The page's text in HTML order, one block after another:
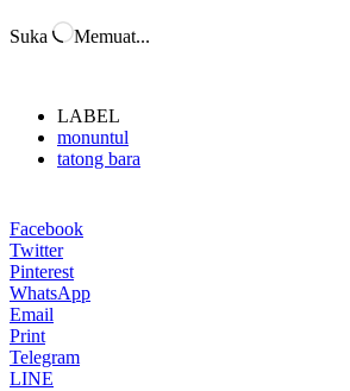
Suka Memuat...
LABEL
monuntul
tatong bara
Facebook
Twitter
Pinterest
WhatsApp
Email
Print
Telegram
LINE